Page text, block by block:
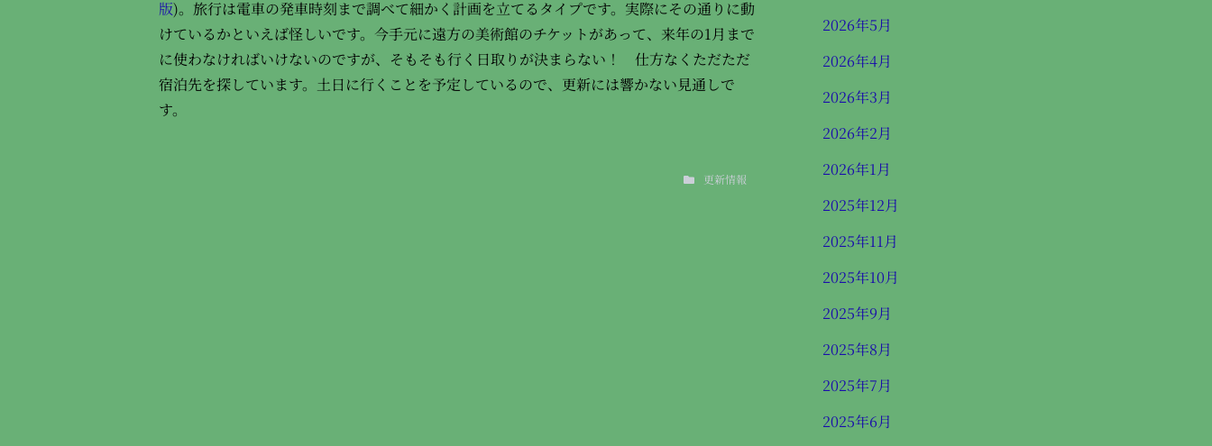
版)。旅行は電車の発車時刻まで調べて細かく計画を立てるタイプです。実際にその通りに動
けているかといえば怪しいです。今手元に遠方の美術館のチケットがあって、来年の1月まで
に使わなければいけないのですが、そもそも行く日取りが決まらない！ 仕方なくただただ
宿泊先を探しています。土日に行くことを予定しているので、更新には響かない見通しで
す。
更新情報
2026年5月
2026年4月
2026年3月
2026年2月
2026年1月
2025年12月
2025年11月
2025年10月
2025年9月
2025年8月
2025年7月
2025年6月